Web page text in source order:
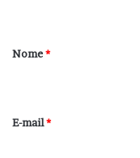
r
*
Nome*
E-mail*